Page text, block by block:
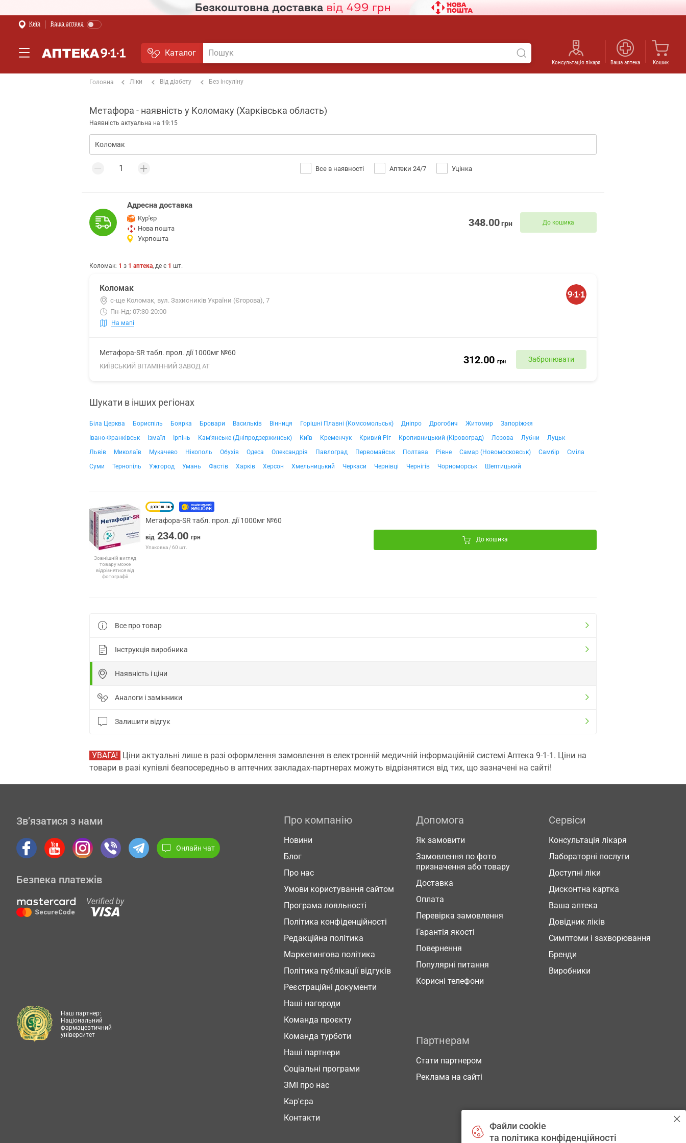
Київ Ваша аптека
Каталог
Консультація лікаря Ваша аптека Кошик
Головна Ліки Від діабету Без інсуліну
Метафора - наявність у Коломаку (Харківська область)
Наявність актуальна на 19:15
Все в наявності Аптеки 24/7 Уцінка
Адресна доставка
Кур'єр
Нова пошта
Укрпошта
348.00грн До кошика
Коломак: 1 з 1 аптека, де є 1 шт.
Коломак
с-ще Коломак, вул. Захисників України (Єгорова), 7
Пн-Нд: 07:30-20:00
На мапі
Метафора-SR табл. прол. дії 1000мг №60
КИЇВСЬКИЙ ВІТАМІННИЙ ЗАВОД АТ
312.00 грн Забронювати
Шукати в інших регіонах
Біла Церква Бориспіль Боярка Бровари Васильків Вінниця Горішні Плавні (Комсомольськ) Дніпро Дрогобич Житомир
Запоріжжя
Івано-Франківськ
Ізмаїл Ірпінь Кам'янське (Дніпродзержинськ) Київ Кременчук Кривий Ріг Кропивницький (Кіровоград) Лозова Лубни
Луцьк
Львів
Миколаїв Мукачево Нікополь Обухів Одеса Олександрія Павлоград Первомайськ Полтава Рівне Самар (Новомосковськ) Самбір
Сміла
Суми
Тернопіль Ужгород Умань Фастів Харків Херсон Хмельницький Черкаси Чернівці Чернігів Чорноморськ Шептицький
Зовнішній вигляд
товару може
відрізнятися від
фотографії
Метафора-SR табл. прол. дії 1000мг №60
від 234.00 грн
Упаковка / 60 шт.
До кошика
Все про товар
Інструкція виробника
Наявність і ціни
Аналоги і замінники
Залишити відгук
УВАГА! Ціни актуальні лише в разі оформлення замовлення в електронній медичній інформаційній системі Аптека 9-1-1. Ціни на
товари в разі купівлі безпосередньо в аптечних закладах-партнерах можуть відрізнятися від тих, що зазначені на сайті!
Зв’язатися з нами
Онлайн чат
Безпека платежів
Про компанію
Новини
Блог
Про нас
Умови користування сайтом
Програма лояльності
Політика конфіденційності
Редакційна політика
Маркетингова політика
Політика публікації відгуків
Реєстраційні документи
Наші нагороди
Команда проєкту
Команда турботи
Наші партнери
Соціальні програми
ЗМІ про нас
Кар'єра
Контакти
Допомога
Як замовити
Замовлення по фото
призначення або товару
Доставка
Оплата
Перевірка замовлення
Гарантія якості
Повернення
Популярні питання
Корисні телефони
Сервіси
Консультація лікаря
Лабораторні послуги
Доступні ліки
Дисконтна картка
Ваша аптека
Довідник ліків
Симптоми і захворювання
Бренди
Виробники
Партнерам
Стати партнером
Реклама на сайті
Наш партнер:
Національний
фармацевтичний
університет
Файли cookie
та політика конфіденційності